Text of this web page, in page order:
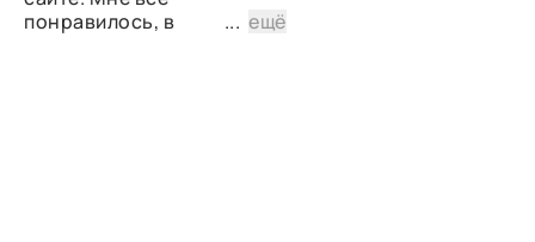
понравилось, в
...ещё